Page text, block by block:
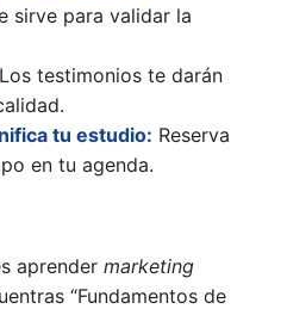
sirve para validar la
Los testimonios te darán
tu estudio: Reserva
en tu agenda.
aprender marketing
“Fundamentos de